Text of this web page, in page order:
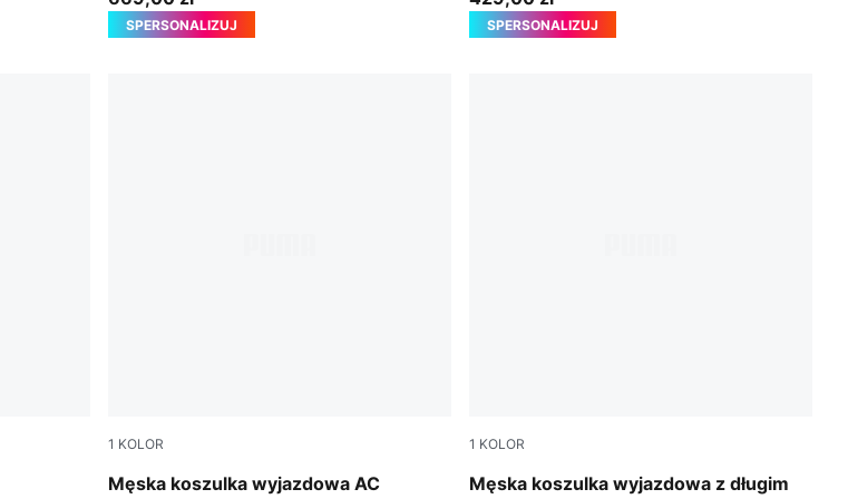
SPERSONALIZUJ SPERSONALIZUJ
1 KOLOR
Męska koszulka wyjazdowa AC
PUMA White-Victory Gold
1 KOLOR
Męska koszulka wyjazdowa z długim
PUMA White-Victory Gold